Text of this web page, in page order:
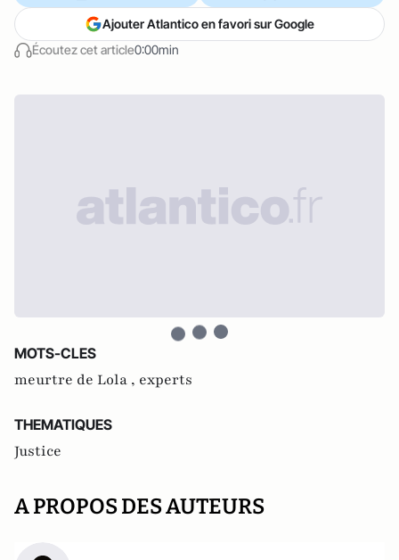
Écoutez cet article0:00min
Ajouter Atlantico en favori sur Google
MOTS-CLES
meurtre de Lola , experts
THEMATIQUES
Justice
A PROPOS DES AUTEURS